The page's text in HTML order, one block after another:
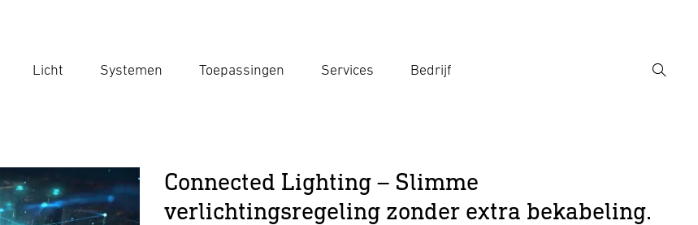
Licht Systemen Toepassingen Services Bedrijf
Zoek
Connected Lighting – Slimme
verlichtingsregeling zonder extra bekabeling.